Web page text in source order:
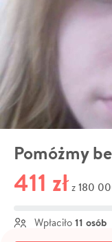
Pomóżmy
411 zł z 180
Wpłaciło 11 osób